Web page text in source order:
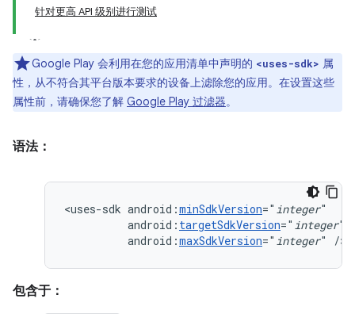
针对更高 API 级别进行测试
Google Play 会利用在您的应用清单中声明的 <uses-sdk> 属
性，从不符合其平台版本要求的设备上滤除您的应用。在设置这些
属性前，请确保您了解 Google Play 过滤器。
语法：
<uses-sdk android:minSdkVersion=" integer
android: targetSdkVersion=" integer
android:maxSdkVersion=" integer" />
包含于：